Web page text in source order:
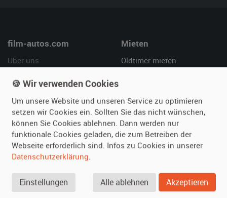
film-autos.com
Über uns
Referenzen
Kundenmeinungen
Mieten
Oldtimer mieten
Service
Vermieten
Oldtimer anmelden
Fotos senden
Fragen für Vermieter
Inserat verwalten
Hilfe
Häufige Fragen (FAQ)
Kontakt
🍪 Wir verwenden Cookies
Um unsere Website und unseren Service zu optimieren
setzen wir Cookies ein. Sollten Sie das nicht wünschen,
können Sie Cookies ablehnen. Dann werden nur
funktionale Cookies geladen, die zum Betreiben der
Webseite erforderlich sind. Infos zu Cookies in unserer
Datenschutzerklärung.
Einstellungen Alle ablehnen Akzeptieren